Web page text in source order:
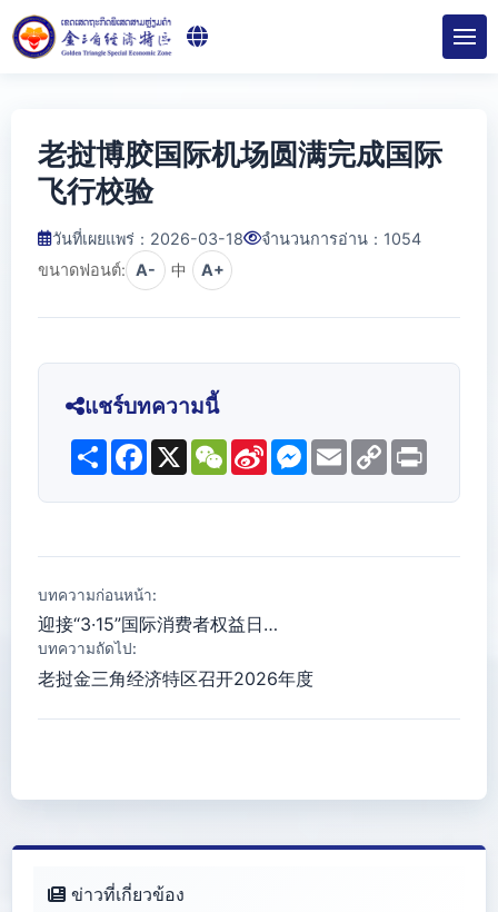
老挝博胶国际机场圆满完成国际
飞行校验
วันที่เผยแพร่：2026-03-18 จำนวนการอ่าน： 1054
ขนาดฟอนต์: A- 中 A+
แชร์บทความนี้
ShareFacebook
X WeChat
Sina
Weibo
Messenger
EmailCopy
Link
บทความก่อนหน้า:
迎接“3·15”国际消费者权益日…
บทความถัดไป:
老挝金三角经济特区召开2026年度
ข่าวที่เกี่ยวข้อง